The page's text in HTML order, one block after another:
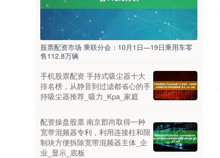
股票配资市场 乘联分会：10月1日—19日乘用车零
售112.8万辆
手机股票配资 手持式吸尘器十大
排名榜，从静音到过滤都省心的手
持吸尘器推荐_吸力_Kpa_家庭
配资操盘股票 南京郡尚取得一种
宽带混频器专利，利用连接柱和限
制块方便拆除宽带混频器主体_企
业_显示_底板